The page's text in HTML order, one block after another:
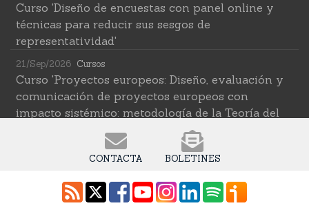
Curso 'Diseño de encuestas con panel online y
técnicas para reducir sus sesgos de
representatividad'
21/Sep/2026 Cursos
Curso 'Proyectos europeos: Diseño, evaluación y
comunicación de proyectos europeos con
impacto sistémico: metodología de la Teoría del
Cambio transformativa'
Cursos
ciencias sociales' (2ª edición)
CONTACTA BOLETINES